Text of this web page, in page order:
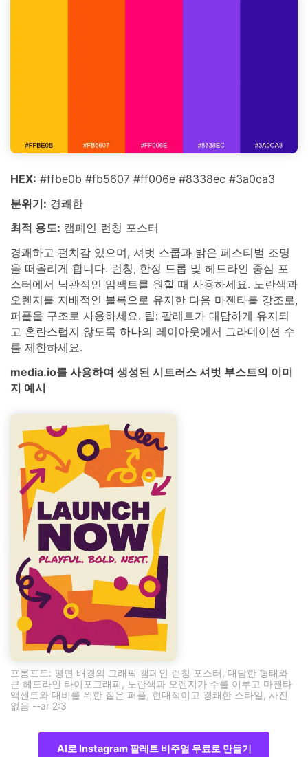
HEX: #ffbe0b #fb5607 #ff006e #8338ec #3a0ca3
분위기: 경쾌한
최적 용도: 캠페인 런칭 포스터
경쾌하고 펀치감 있으며, 셔벗 스쿱과 밝은 페스티벌 조명
을 떠올리게 합니다. 런칭, 한정 드롭 및 헤드라인 중심 포
스터에서 낙관적인 임팩트를 원할 때 사용하세요. 노란색과
오렌지를 지배적인 블록으로 유지한 다음 마젠타를 강조로,
퍼플을 구조로 사용하세요. 팁: 팔레트가 대담하게 유지되
고 혼란스럽지 않도록 하나의 레이아웃에서 그라데이션 수
를 제한하세요.
media.io를 사용하여 생성된 시트러스 셔벗 부스트의 이미
지 예시
프롬프트: 평면 배경의 그래픽 캠페인 런칭 포스터, 대담한 형태와
큰 헤드라인 타이포그래피, 노란색과 오렌지가 주를 이루고 마젠타
액센트와 대비를 위한 짙은 퍼플, 현대적이고 경쾌한 스타일, 사진
없음 --ar 2:3
AI로 Instagram 팔레트 비주얼 무료로 만들기